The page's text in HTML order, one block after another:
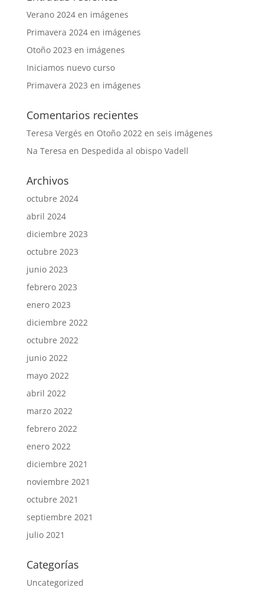
Verano 2024 en imágenes
Primavera 2024 en imágenes
Otoño 2023 en imágenes
Iniciamos nuevo curso
Primavera 2023 en imágenes
Comentarios recientes
Teresa Vergés en Otoño 2022 en seis imágenes
Na Teresa en Despedida al obispo Vadell
Archivos
octubre 2024
abril 2024
diciembre 2023
octubre 2023
junio 2023
febrero 2023
enero 2023
diciembre 2022
octubre 2022
junio 2022
mayo 2022
abril 2022
marzo 2022
febrero 2022
enero 2022
diciembre 2021
noviembre 2021
octubre 2021
septiembre 2021
julio 2021
Categorías
Uncategorized